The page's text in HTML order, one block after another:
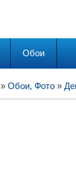
Обои
» Обои, Фото »